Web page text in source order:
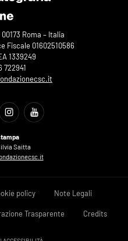
Roma – Italia
Fiscale 01602510586
1339249
722941
Saitta
policy Note Legali
Trasparente Credits